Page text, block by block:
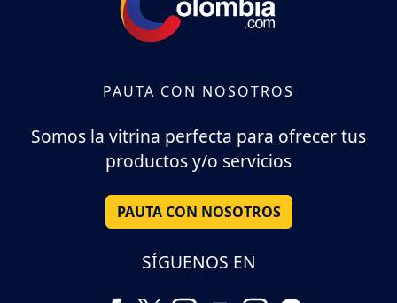
PAUTA CON NOSOTROS
Somos la vitrina perfecta para ofrecer tus
productos y/o servicios
PAUTA CON NOSOTROS
SÍGUENOS EN